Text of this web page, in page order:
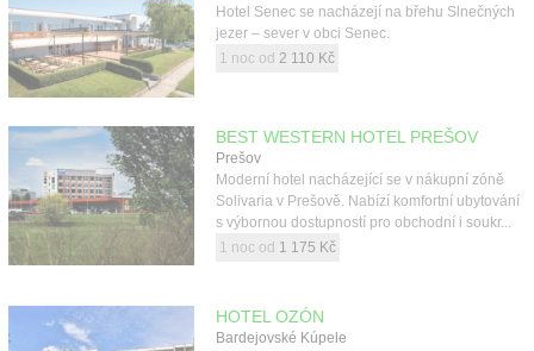
Hotel Senec se nacházejí na břehu Slnečných
jezer – sever v obci Senec.
1 noc od 2 110 Kč
BEST WESTERN HOTEL PREŠOV
Prešov
Moderní hotel nacházející se v nákupní zóně
Solivaria v Prešově. Nabízí komfortní ubytování
s výbornou dostupností pro obchodní i soukr...
1 noc od 1 175 Kč
HOTEL OZÓN
Bardejovské Kúpele